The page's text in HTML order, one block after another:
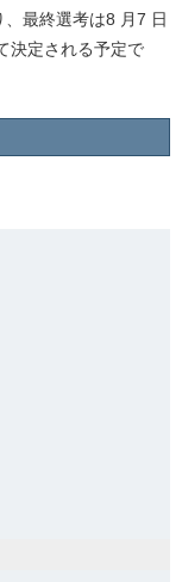
最終選考は8 月7 日
決定される予定で